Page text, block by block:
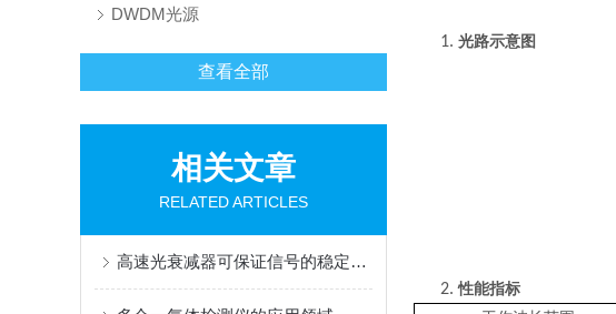
DWDM光源
查看全部
相关文章
RELATED ARTICLES
高速光衰减器可保证信号的稳定性和传输质量
1. 光路示意图
2.性能指标